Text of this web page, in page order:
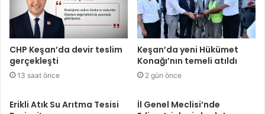
CHP Keşan’da devir teslim
gerçekleşti
13 saat önce
Keşan’da yeni Hükümet
Konağı’nın temeli atıldı
2 gün önce
Erikli Atık Su Arıtma Tesisi
İl Genel Meclisi’nde